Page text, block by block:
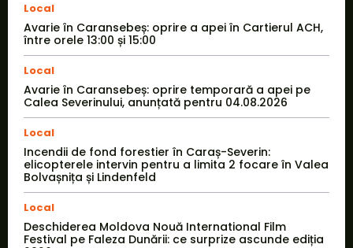
Local
Avarie în Caransebeș: oprire a apei în Cartierul ACH,
între orele 13:00 și 15:00
Local
Avarie în Caransebeș: oprire temporară a apei pe
Calea Severinului, anunțată pentru 04.08.2026
Local
Incendii de fond forestier în Caraș-Severin:
elicopterele intervin pentru a limita 2 focare în Valea
Bolvașnița și Lindenfeld
Local
Deschiderea Moldova Nouă International Film
Festival pe Faleza Dunării: ce surprize ascunde ediția